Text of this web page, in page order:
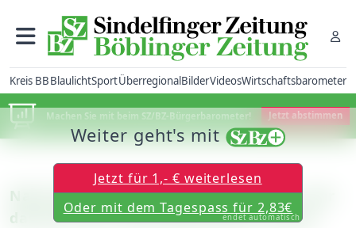
Kreis BBBlaulichtSportÜberregionalBilderVideosWirtschaftsbarometer
Machen Sie mit beim SZ/BZ-Bürgerbarometer! Jetzt abstimmen
Nach fast zwei Jahren ohne Publikum, war
das die erste Veranstaltung des Vereins
Weiter geht's mit
Jetzt für 1,- € weiterlesen
Oder mit dem Tagespass für 2,83€
endet automatisch